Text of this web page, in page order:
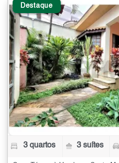
Destaque
3 quartos 3 suítes